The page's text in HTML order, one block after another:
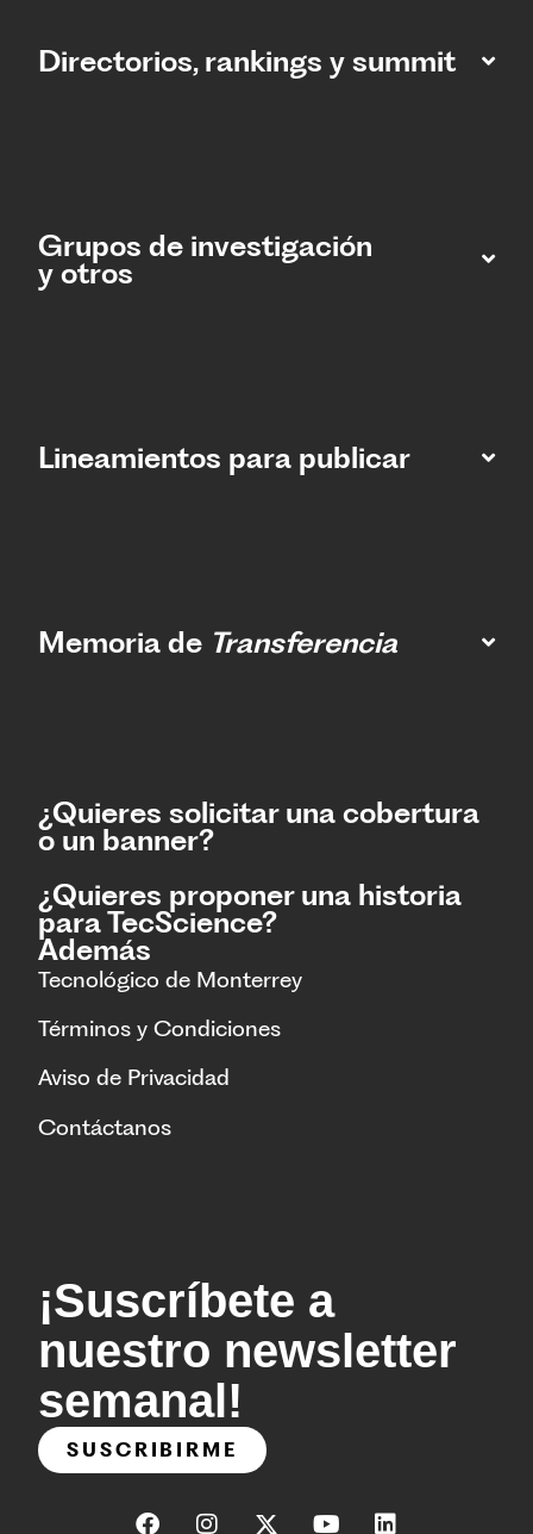
Directorios, rankings y summit
Grupos de investigación
y otros
Lineamientos para publicar
Memoria de Transferencia
¿Quieres solicitar una cobertura
o un banner?
¿Quieres proponer una historia
para TecScience?
Además
Tecnológico de Monterrey
Términos y Condiciones
Aviso de Privacidad
Contáctanos
¡Suscríbete a
nuestro newsletter
semanal!
SUSCRIBIRME